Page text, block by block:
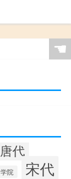
☚
唐代
学院 宋代